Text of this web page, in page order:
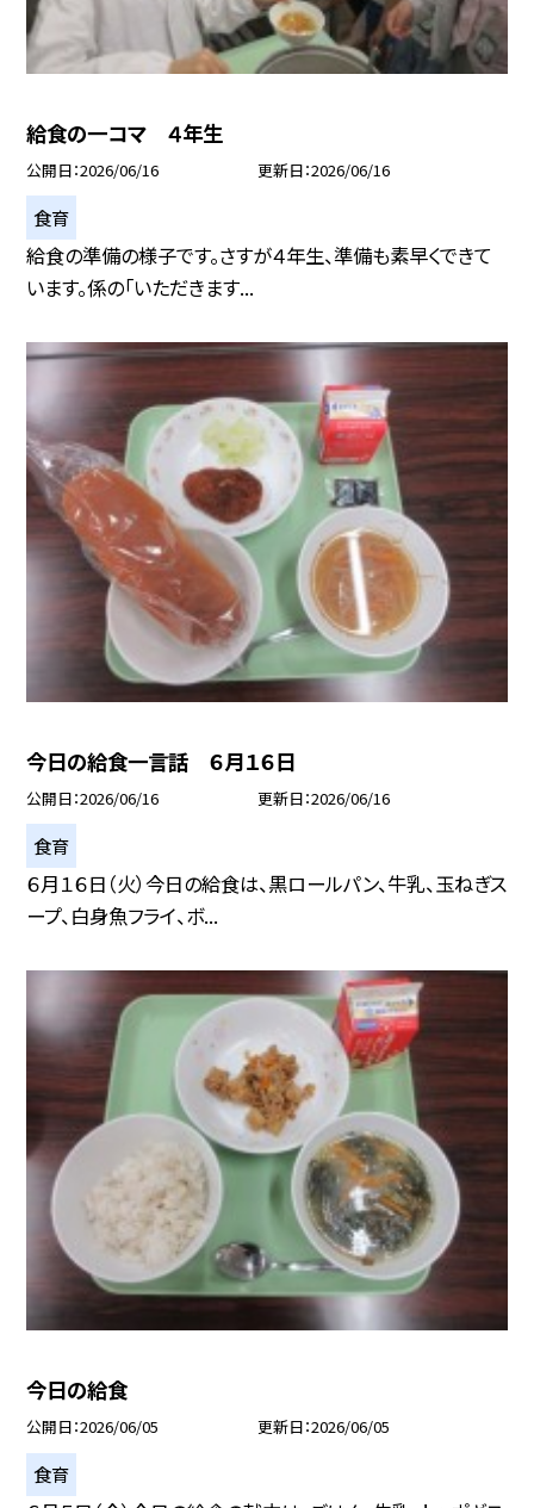
給食の一コマ ４年生
公開日 2026/06/16 更新日 2026/06/16
食育
給食の準備の様子です。さすが４年生、準備も素早くできて
います。係の「いただきます...
今日の給食一言話 ６月１６日
公開日 2026/06/16 更新日 2026/06/16
食育
６月１６日（火）今日の給食は、黒ロールパン、牛乳、玉ねぎス
ープ、白身魚フライ、ボ...
今日の給食
公開日 2026/06/05 更新日 2026/06/05
食育